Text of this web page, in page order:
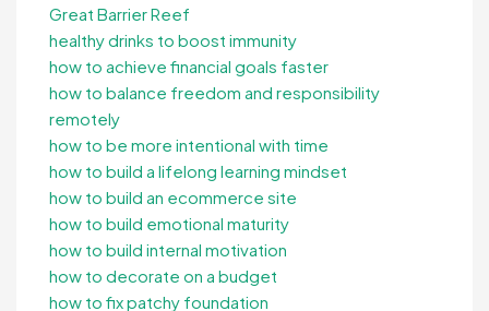
Great Barrier Reef
healthy drinks to boost immunity
how to achieve financial goals faster
how to balance freedom and responsibility
remotely
how to be more intentional with time
how to build a lifelong learning mindset
how to build an ecommerce site
how to build emotional maturity
how to build internal motivation
how to decorate on a budget
how to fix patchy foundation